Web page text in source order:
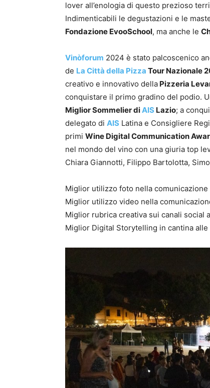
lover all’enologia di questo prezioso
Indimenticabili le degustazioni e le
Fondazione EvooSchool, ma anche le
Vinòforum 2024 è stato palcoscenico
de La Città della Pizza Tour Nazionale
creativo e innovativo della Pizzeria
conquistare il primo gradino del podio.
Miglior Sommelier diAIS Lazio; a
delegato di AIS Latina e Consigliere
primi Wine Digital Communication
nel mondo del vino con una giuria top
Chiara Giannotti, Filippo Bartolotta,
Miglior utilizzo foto nella
Miglior utilizzo video nella
Miglior rubrica creativa sui canali social
Miglior Digital Storytelling in cantina